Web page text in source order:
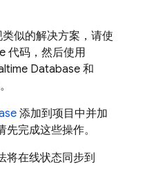
似的解决方案，请使
代码，然后使用
Database 和
添加到项目中并加
完成这些操作。
将在线状态同步到